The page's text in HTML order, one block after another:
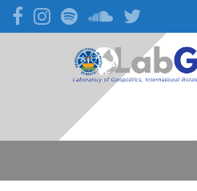
Search for: